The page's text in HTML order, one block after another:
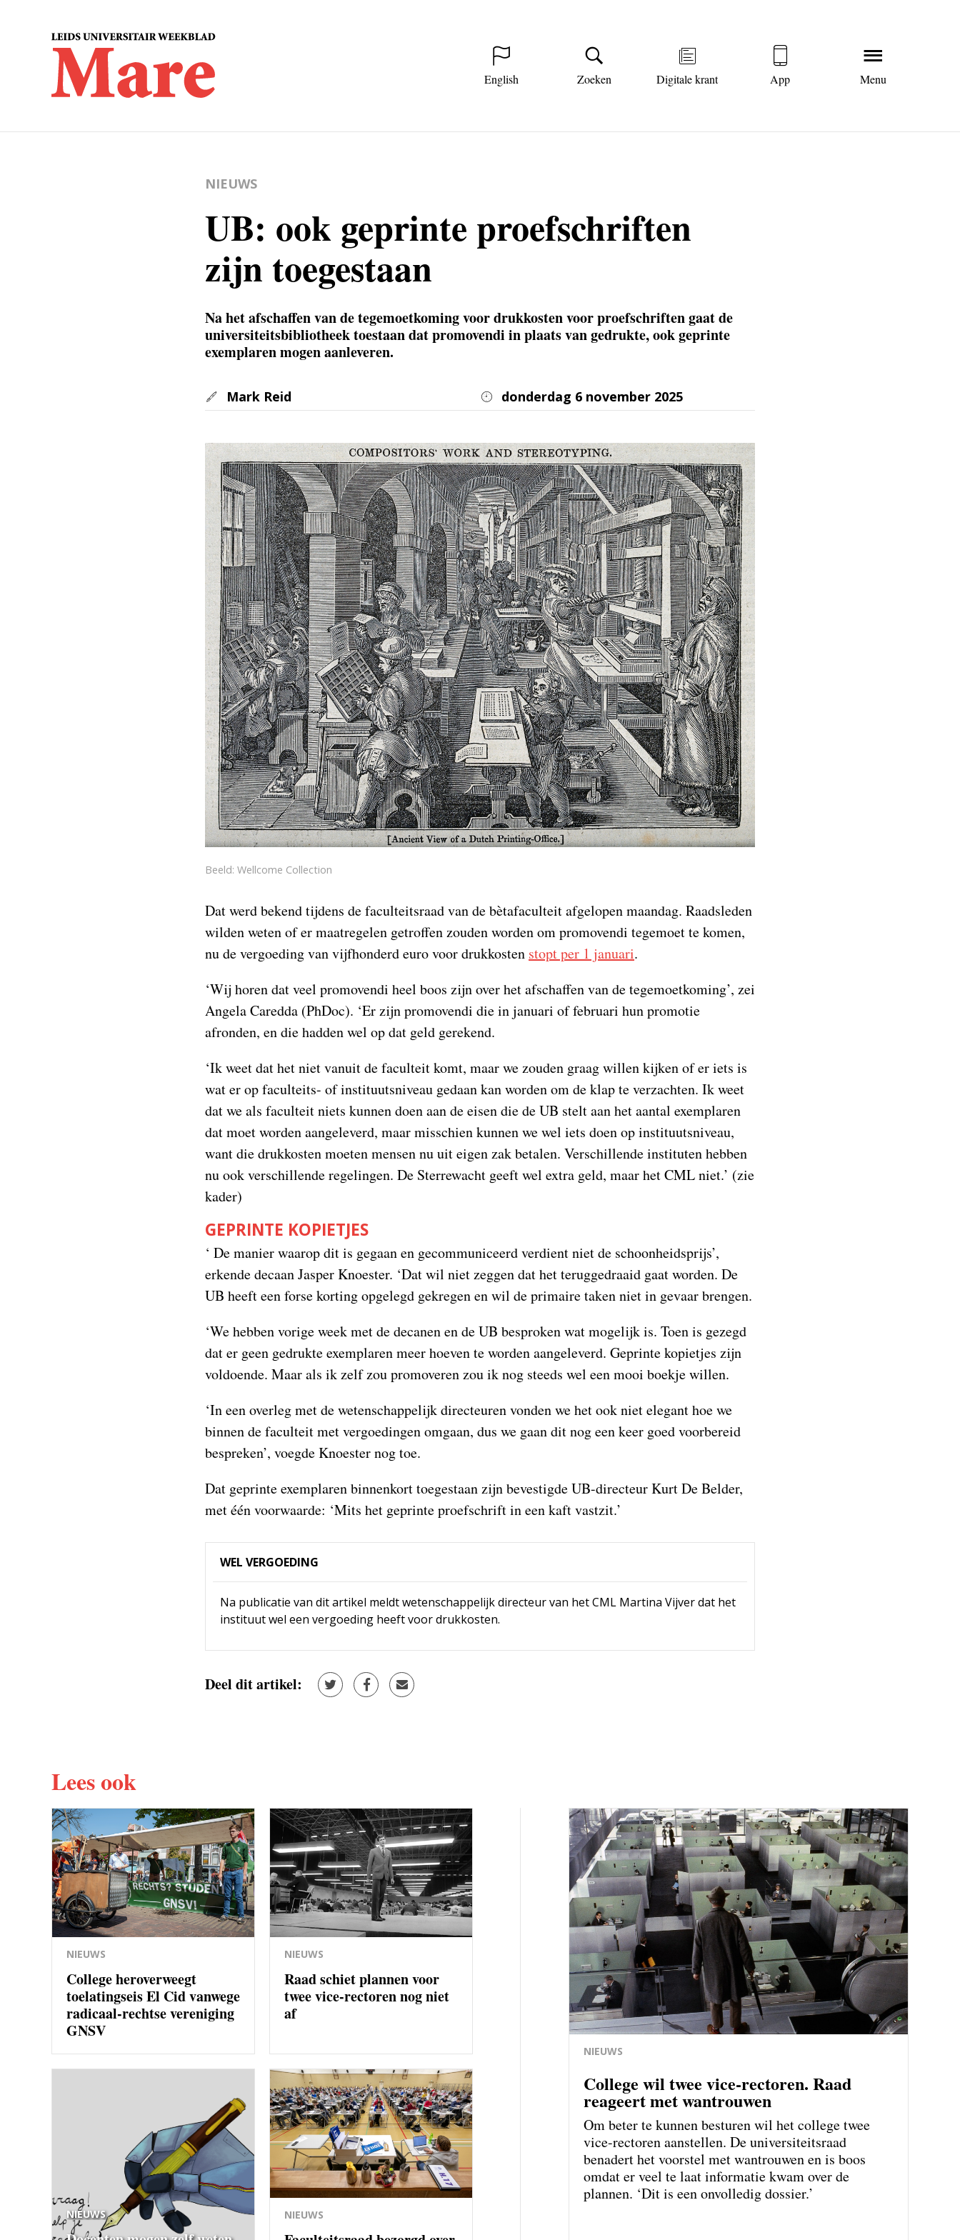
English Zoeken Digitale krant App Menu
NIEUWS
UB: ook geprinte proefschriften
zijn toegestaan
Na het afschaffen van de tegemoetkoming voor drukkosten voor proefschriften gaat de
universiteitsbibliotheek toestaan dat promovendi in plaats van gedrukte, ook geprinte
exemplaren mogen aanleveren.
Mark Reid donderdag 6 november 2025
Beeld: Wellcome Collection
Dat werd bekend tijdens de faculteitsraad van de bètafaculteit afgelopen maandag. Raadsleden
wilden weten of er maatregelen getroffen zouden worden om promovendi tegemoet te komen,
nu de vergoeding van vijfhonderd euro voor drukkosten stopt per 1 januari.
‘Wij horen dat veel promovendi heel boos zijn over het afschaffen van de tegemoetkoming’, zei
Angela Caredda (PhDoc). ‘Er zijn promovendi die in januari of februari hun promotie
afronden, en die hadden wel op dat geld gerekend.
‘Ik weet dat het niet vanuit de faculteit komt, maar we zouden graag willen kijken of er iets is
wat er op faculteits- of instituutsniveau gedaan kan worden om de klap te verzachten. Ik weet
dat we als faculteit niets kunnen doen aan de eisen die de UB stelt aan het aantal exemplaren
dat moet worden aangeleverd, maar misschien kunnen we wel iets doen op instituutsniveau,
want die drukkosten moeten mensen nu uit eigen zak betalen. Verschillende instituten hebben
nu ook verschillende regelingen. De Sterrewacht geeft wel extra geld, maar het CML niet.’ (zie
kader)
GEPRINTE KOPIETJES
‘ De manier waarop dit is gegaan en gecommuniceerd verdient niet de schoonheidsprijs’,
erkende decaan Jasper Knoester. ‘Dat wil niet zeggen dat het teruggedraaid gaat worden. De
UB heeft een forse korting opgelegd gekregen en wil de primaire taken niet in gevaar brengen.
‘We hebben vorige week met de decanen en de UB besproken wat mogelijk is. Toen is gezegd
dat er geen gedrukte exemplaren meer hoeven te worden aangeleverd. Geprinte kopietjes zijn
voldoende. Maar als ik zelf zou promoveren zou ik nog steeds wel een mooi boekje willen.
‘In een overleg met de wetenschappelijk directeuren vonden we het ook niet elegant hoe we
binnen de faculteit met vergoedingen omgaan, dus we gaan dit nog een keer goed voorbereid
bespreken’, voegde Knoester nog toe.
Dat geprinte exemplaren binnenkort toegestaan zijn bevestigde UB-directeur Kurt De Belder,
met één voorwaarde: ‘Mits het geprinte proefschrift in een kaft vastzit.’
WEL VERGOEDING
Na publicatie van dit artikel meldt wetenschappelijk directeur van het CML Martina Vijver dat het
instituut wel een vergoeding heeft voor drukkosten.
Deel dit artikel:
Lees ook
NIEUWS
College wil twee vice-rectoren. Raad
reageert met wantrouwen
Om beter te kunnen besturen wil het college twee
vice-rectoren aanstellen. De universiteitsraad
benadert het voorstel met wantrouwen en is boos
omdat er veel te laat informatie kwam over de
plannen. ‘Dit is een onvolledig dossier.’
NIEUWS
College heroverweegt
toelatingseis El Cid vanwege
radicaal-rechtse vereniging
GNSV
NIEUWS
Raad schiet plannen voor
twee vice-rectoren nog niet
af
NIEUWS NIEUWS